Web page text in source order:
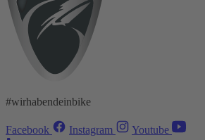
#wirhabendeinbike
Facebook Instagram Youtube